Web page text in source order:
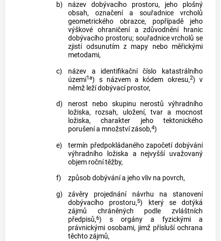
b)
název dobývacího prostoru, jeho plošný
obsah, označení a souřadnice vrcholů
geometrického obrazce, popřípadě jeho
výškové ohraničení a zdůvodnění hranic
dobývacího prostoru; souřadnice vrcholů se
zjistí odsunutím z mapy nebo měřickými
metodami,
c)
název a identifikační číslo katastrálního
území1a) s názvem a kódem okresu,2) v
němž leží dobývací prostor,
d)
nerost nebo skupinu nerostů výhradního
ložiska, rozsah, uložení, tvar a mocnost
ložiska, charakter jeho tektonického
porušení a množství zásob,4)
e)
termín předpokládaného započetí dobývání
výhradního ložiska a nejvyšší uvažovaný
objem roční těžby,
f)
způsob dobývání a jeho vliv na povrch,
g)
závěry projednání návrhu na stanovení
dobývacího prostoru,5) který se dotýká
zájmů chráněných podle zvláštních
předpisů,6) s orgány a fyzickými a
právnickými osobami, jimž přísluší ochrana
těchto zájmů,